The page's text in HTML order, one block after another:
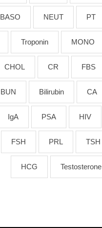
PT
NEUT
BASO
MONO
Troponin
FBS
CR
CHOL
CA
Bilirubin
BUN
HIV
PSA
IgA
TSH
PRL
FSH
Testosterone
HCG